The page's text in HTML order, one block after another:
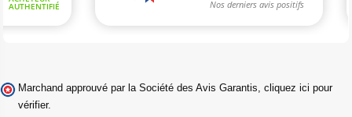
Marchand approuvé par la Société des Avis Garantis, cliquez ici pour
vérifier.